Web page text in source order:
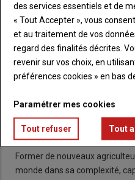
Licence pro Agri manager
26 février
23 février 2022
Former de nouveaux
monde dans sa complexité,
des services essentiels et de
« Tout Accepter », vous
et au traitement de vos
regard des finalités décrites.
revenir sur vos choix, en
préférences cookies » en bas
Paramétrer mes cookies
Tout refuser Tout